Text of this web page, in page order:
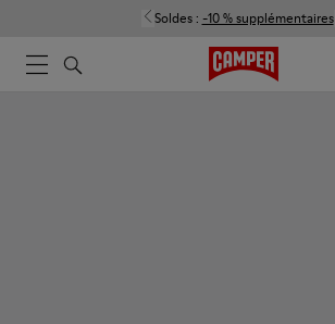
Soldes : -10 % supplémentaires